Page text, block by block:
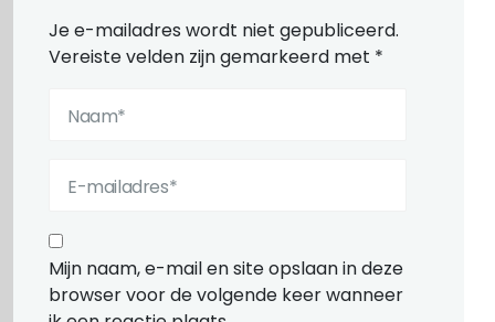
Je e-mailadres wordt niet gepubliceerd.
Vereiste velden zijn gemarkeerd met *
Mijn naam, e-mail en site opslaan in deze
browser voor de volgende keer wanneer